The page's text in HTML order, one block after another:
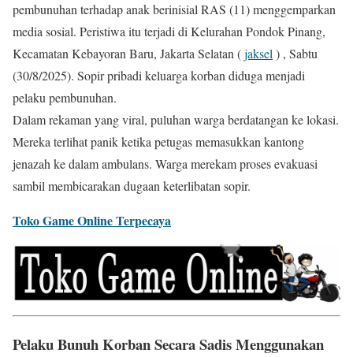
pembunuhan terhadap anak berinisial RAS (11) menggemparkan
media sosial. Peristiwa itu terjadi di Kelurahan Pondok Pinang,
Kecamatan Kebayoran Baru, Jakarta Selatan (jaksel ) , Sabtu
(30/8/2025). Sopir pribadi keluarga korban diduga menjadi
pelaku pembunuhan.
Dalam rekaman yang viral, puluhan warga berdatangan ke lokasi.
Mereka terlihat panik ketika petugas memasukkan kantong
jenazah ke dalam ambulans. Warga merekam proses evakuasi
sambil membicarakan dugaan keterlibatan sopir.
Toko Game Online Terpecaya
Pelaku Bunuh Korban Secara Sadis Menggunakan